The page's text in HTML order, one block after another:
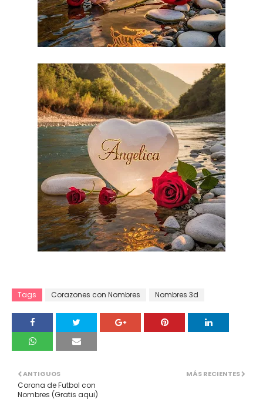
Tags Corazones con Nombres Nombres 3d
MÁS RECIENTES
ANTIGUOS
Corona de Futbol con
Nombres (Gratis aqui)